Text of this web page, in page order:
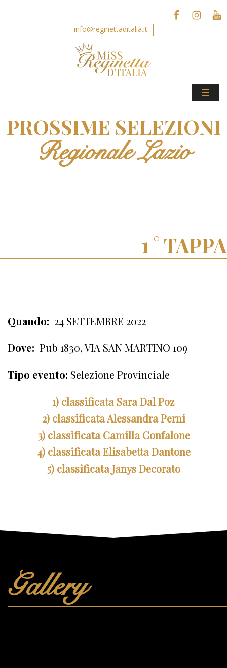
info@reginettaditalia.it
PROSSIME SELEZIONI
Regionale Lazio
TAPPA
Quando: 24 SETTEMBRE 2022
Dove: Pub 1830, VIA SAN MARTINO 109
Tipo evento: Selezione Provinciale
1) classificata Sara Dal Poz
2) classificata Alessandra Perni
3) classificata Camilla Confalone
4) classificata Elisabetta Dantone
5) classificata Janys Decorato
Gallery